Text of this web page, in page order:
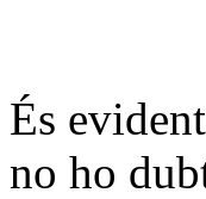
És
no ho